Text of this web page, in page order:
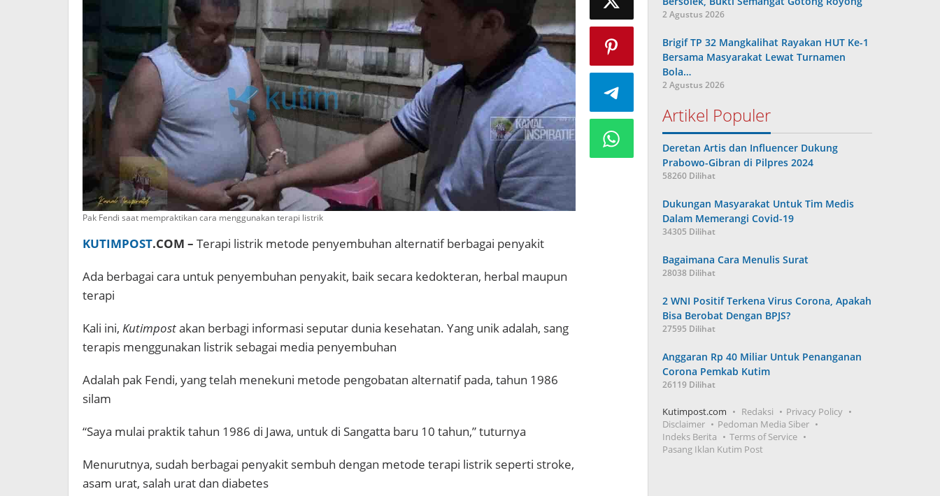
Pak Fendi saat mempraktikan cara menggunakan terapi listrik
KUTIMPOST.COM – Terapi listrik metode penyembuhan alternatif berbagai penyakit
Ada berbagai cara untuk penyembuhan penyakit, baik secara kedokteran, herbal maupun
terapi
Kali ini, Kutimpostakan berbagi informasi seputar dunia kesehatan. Yang unik adalah, sang
terapis menggunakan listrik sebagai media penyembuhan
Adalah pak Fendi, yang telah menekuni metode pengobatan alternatif pada, tahun 1986
silam
“Saya mulai praktik tahun 1986 di Jawa, untuk di Sangatta baru 10 tahun,” tuturnya
Menurutnya, sudah berbagai penyakit sembuh dengan metode terapi listrik seperti stroke,
asam urat, salah urat dan diabetes
2 Agustus 2026
Brigif TP 32 Mangkalihat Rayakan HUT Ke-1
Bersama Masyarakat Lewat Turnamen
Bola…
2 Agustus 2026
Artikel Populer
Deretan Artis dan Influencer Dukung
Prabowo-Gibran di Pilpres 2024
58260 Dilihat
Dukungan Masyarakat Untuk Tim Medis
Dalam Memerangi Covid-19
34305 Dilihat
Bagaimana Cara Menulis Surat
28038 Dilihat
2 WNI Positif Terkena Virus Corona, Apakah
Bisa Berobat Dengan BPJS?
27595 Dilihat
Anggaran Rp 40 Miliar Untuk Penanganan
Corona Pemkab Kutim
26119 Dilihat
Kutimpost.com Redaksi
Privacy Policy
Disclaimer
Pedoman Media Siber
Indeks Berita
Terms of Service
Pasang Iklan Kutim Post